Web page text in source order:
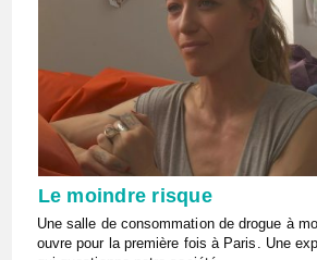
Le moindre risque
Une salle de consommation de drogue à
ouvre pour la première fois à Paris. Une